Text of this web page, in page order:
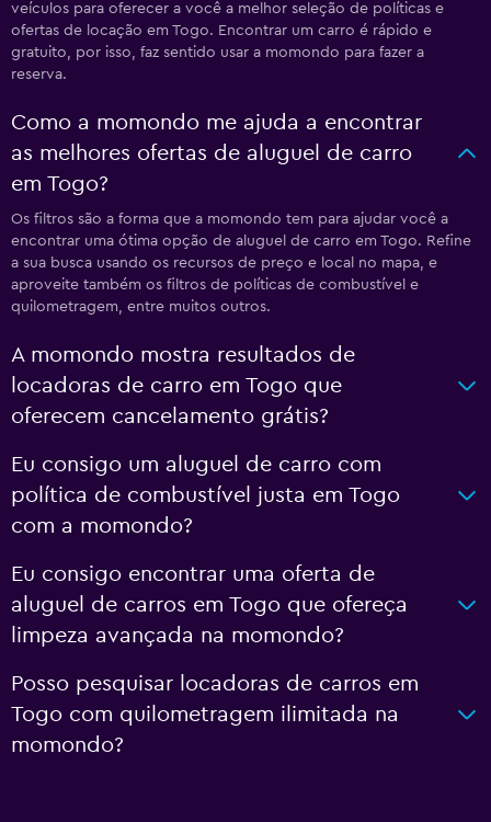
veículos para oferecer a você a melhor seleção de políticas e
ofertas de locação em Togo. Encontrar um carro é rápido e
gratuito, por isso, faz sentido usar a momondo para fazer a
reserva.
Como a momondo me ajuda a encontrar
as melhores ofertas de aluguel de carro
em Togo?
Os filtros são a forma que a momondo tem para ajudar você a
encontrar uma ótima opção de aluguel de carro em Togo. Refine
a sua busca usando os recursos de preço e local no mapa, e
aproveite também os filtros de políticas de combustível e
quilometragem, entre muitos outros.
A momondo mostra resultados de
locadoras de carro em Togo que
oferecem cancelamento grátis?
Eu consigo um aluguel de carro com
política de combustível justa em Togo
com a momondo?
Eu consigo encontrar uma oferta de
aluguel de carros em Togo que ofereça
limpeza avançada na momondo?
Posso pesquisar locadoras de carros em
Togo com quilometragem ilimitada na
momondo?